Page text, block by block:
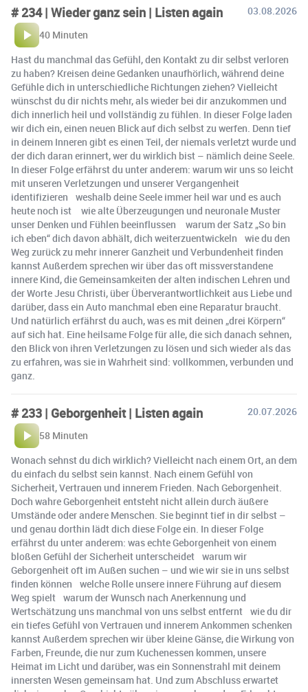
# 234 | Wieder ganz sein | Listen again
03.08.2026
40 Minuten
Hast du manchmal das Gefühl, den Kontakt zu dir selbst verloren
zu haben? Kreisen deine Gedanken unaufhörlich, während deine
Gefühle dich in unterschiedliche Richtungen ziehen? Vielleicht
wünschst du dir nichts mehr, als wieder bei dir anzukommen und
dich innerlich heil und vollständig zu fühlen. In dieser Folge laden
wir dich ein, einen neuen Blick auf dich selbst zu werfen. Denn tief
in deinem Inneren gibt es einen Teil, der niemals verletzt wurde und
der dich daran erinnert, wer du wirklich bist – nämlich deine Seele.
In dieser Folge erfährst du unter anderem: warum wir uns so leicht
mit unseren Verletzungen und unserer Vergangenheit
identifizieren weshalb deine Seele immer heil war und es auch
heute noch ist wie alte Überzeugungen und neuronale Muster
unser Denken und Fühlen beeinflussen warum der Satz „So bin
ich eben“ dich davon abhält, dich weiterzuentwickeln wie du den
Weg zurück zu mehr innerer Ganzheit und Verbundenheit finden
kannst Außerdem sprechen wir über das oft missverstandene
innere Kind, die Gemeinsamkeiten der alten indischen Lehren und
der Worte Jesu Christi, über Überverantwortlichkeit aus Liebe und
darüber, dass ein Auto manchmal eben eine Reparatur braucht.
Und natürlich erfährst du auch, was es mit deinen „drei Körpern“
auf sich hat. Eine heilsame Folge für alle, die sich danach sehnen,
den Blick von ihren Verletzungen zu lösen und sich wieder als das
zu erfahren, was sie in Wahrheit sind: vollkommen, verbunden und
ganz.
# 233 | Geborgenheit | Listen again
20.07.2026
58 Minuten
Wonach sehnst du dich wirklich? Vielleicht nach einem Ort, an dem
du einfach du selbst sein kannst. Nach einem Gefühl von
Sicherheit, Vertrauen und innerem Frieden. Nach Geborgenheit.
Doch wahre Geborgenheit entsteht nicht allein durch äußere
Umstände oder andere Menschen. Sie beginnt tief in dir selbst –
und genau dorthin lädt dich diese Folge ein. In dieser Folge
erfährst du unter anderem: was echte Geborgenheit von einem
bloßen Gefühl der Sicherheit unterscheidet warum wir
Geborgenheit oft im Außen suchen – und wie wir sie in uns selbst
finden können welche Rolle unsere innere Führung auf diesem
Weg spielt warum der Wunsch nach Anerkennung und
Wertschätzung uns manchmal von uns selbst entfernt wie du dir
ein tiefes Gefühl von Vertrauen und innerem Ankommen schenken
kannst Außerdem sprechen wir über kleine Gänse, die Wirkung von
Farben, Freunde, die nur zum Kuchenessen kommen, unsere
Heimat im Licht und darüber, was ein Sonnenstrahl mit deinem
innersten Wesen gemeinsam hat. Und zum Abschluss erwartet